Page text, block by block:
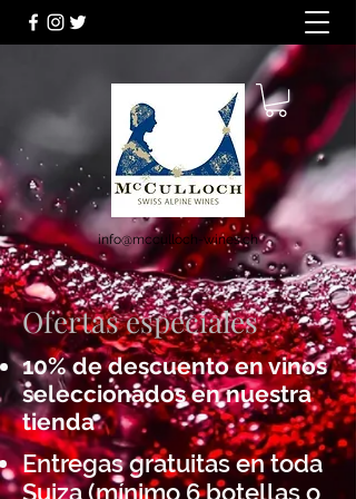
info@mcculloch-wines.ch
Ofertas especiales
10% de descuento en vinos
seleccionados en nuestra
tienda
Entregas gratuitas en toda
Suiza (mínimo 6 botellas o